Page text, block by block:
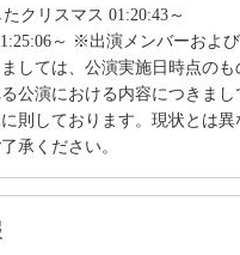
クリスマス 01:20:43～
～ ※出演メンバーおよ
しては、公演実施日時点のも
公演における内容につきまし
則しております。現状とは異
承ください。